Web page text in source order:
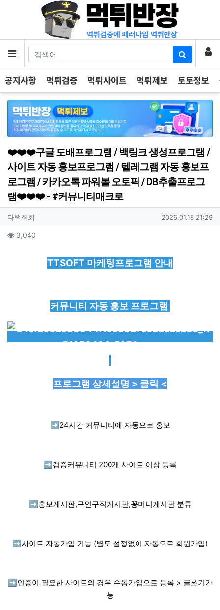
메뉴 로
공지사항 먹튀검증 먹튀사이트 먹튀제보 토토정보
❤️❤️❤️구글 도배프로그램 / 백링크 생성프로그램 /
사이트 자동 홍보프로그램 / 텔레그램 자동 홍보프
로그램 / 카카오톡 파워볼 오토픽 / DB추출프로그
램❤️❤️❤️ - #커뮤니티매크로
작성자 정보
다택직회 작성일
2026.01.18 21:29
컨텐츠 정보
3,040
TTSOFT 마케팅프로그램 안내
커뮤니티 자동 홍보 프로그램
프로그램 상세설명 > 클릭 <
➡️ 24시간 커뮤니티에 자동으로 홍보
➡️ 검증커뮤니티 200개 사이트 이상 등록
➡️ 홍보게시판,구인구직게시판,꽁머니게시판 분류
➡️ 사이트 자동가입 기능 (별도 설정없이 자동으로 회원가입)
➡️ 인증이 필요한 사이트의 경우 수동가입으로 등록 > 글쓰기가
능